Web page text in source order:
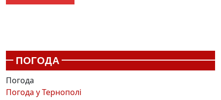
ПОГОДА
Погода
Погода уТернополі